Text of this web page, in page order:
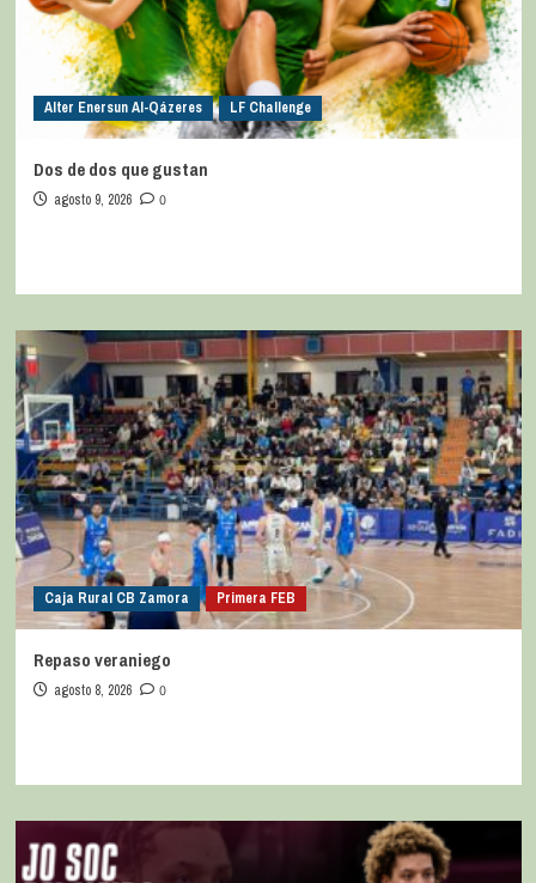
Alter Enersun Al-Qázeres LF Challenge
Dos de dos que gustan
agosto 9, 2026 0
Caja Rural CB Zamora Primera FEB
Repaso veraniego
agosto 8, 2026 0